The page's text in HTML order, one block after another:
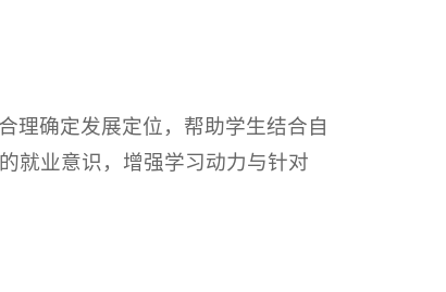
理确定发展定位，帮助学生结合自
就业意识，增强学习动力与针对